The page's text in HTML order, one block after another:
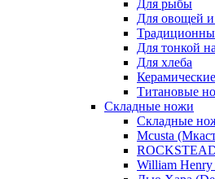
Для рыбы
Для овощей
Для тонкой
Для хлеба
Титановые
Складные ножи
Складные
Mcusta
William